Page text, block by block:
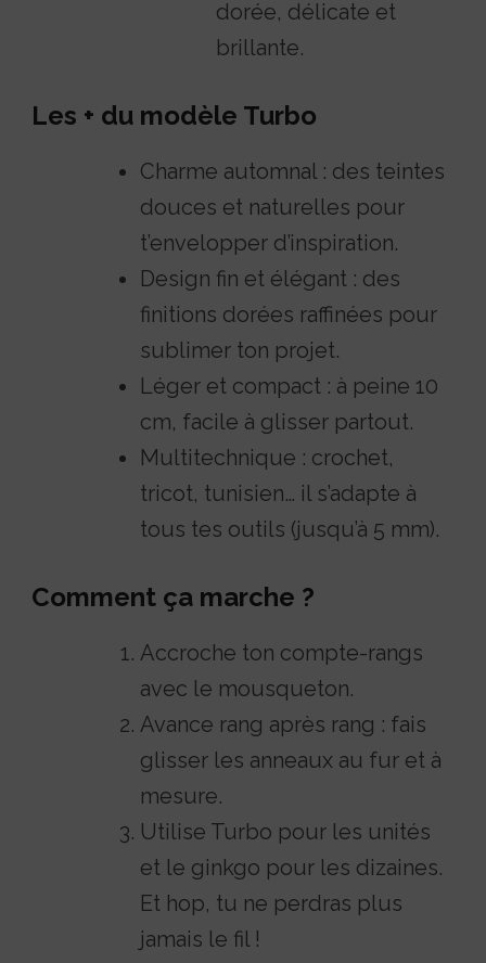
dorée, délicate et
brillante.
Les + du modèle Turbo
Charme automnal : des teintes
douces et naturelles pour
t’envelopper d’inspiration.
Design fin et élégant : des
finitions dorées raffinées pour
sublimer ton projet.
Léger et compact : à peine 10
cm, facile à glisser partout.
Multitechnique : crochet,
tricot, tunisien… il s’adapte à
tous tes outils (jusqu’à 5 mm).
Comment ça marche ?
Accroche ton compte-rangs
avec le mousqueton.
Avance rang après rang : fais
glisser les anneaux au fur et à
mesure.
Utilise Turbo pour les unités
et le ginkgo pour les dizaines.
Et hop, tu ne perdras plus
jamais le fil !